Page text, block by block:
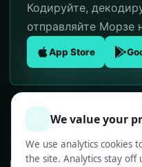
Кодируйте,
отправляйте Морзе
App Store
Morse Code: 7 Alphabets
We value your
We use analytics cookies
the site. Analytics stay off